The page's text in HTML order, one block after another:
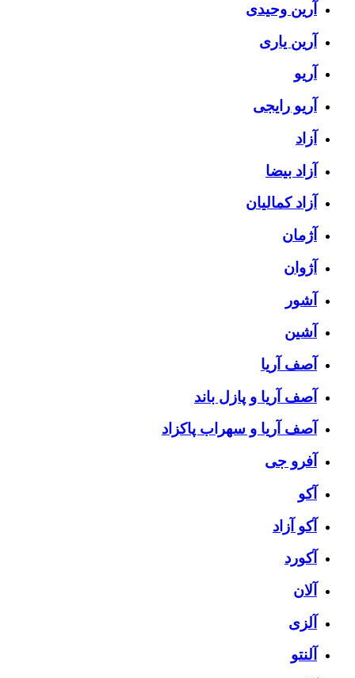
آرین وحیدی
آرین یاری
آریو
آریو رایجی
آزاد
آزاد بیضا
آزاد کمالیان
آژمان
آژوان
آشور
آشین
آصف آریا
آصف آریا و پازل باند
آصف آریا و سهراب پاکزاد
آفرو جی
آکو
آکو آزاد
آکورد
آلان
آلزی
آلنتو